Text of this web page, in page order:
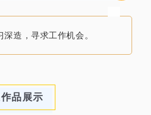
深造，寻求工作机会。
品展示